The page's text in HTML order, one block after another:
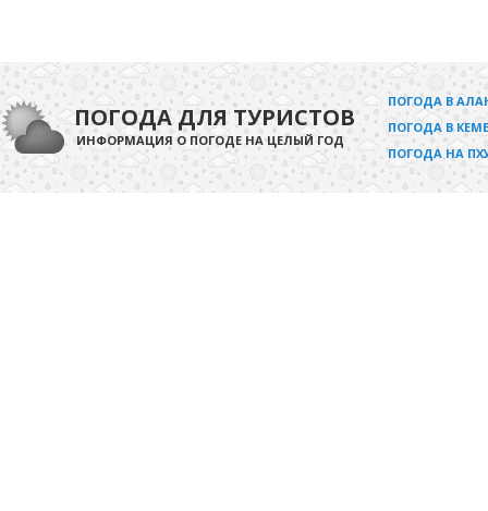
ПОГОДА ДЛЯ ТУРИСТОВ
ИНФОРМАЦИЯ О ПОГОДЕ НА ЦЕЛЫЙ ГОД
ПОГОДА В
ПОГОДА В
ПОГОДА НА